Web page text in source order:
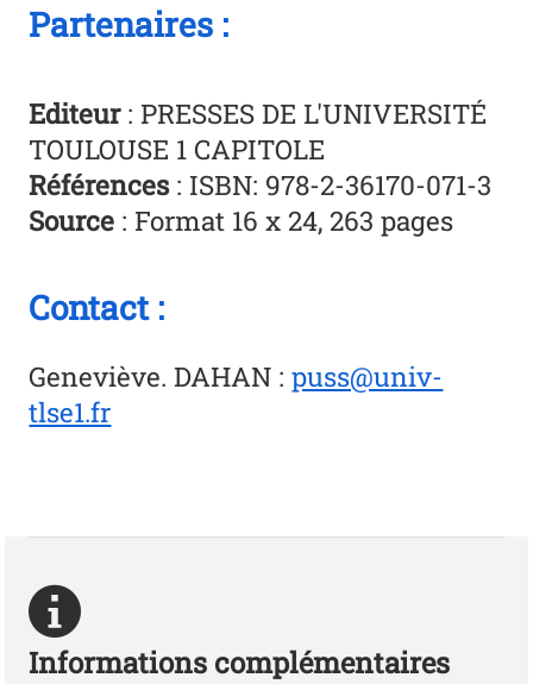
Partenaires :
Editeur: PRESSES DE L'UNIVERSITÉ
TOULOUSE 1 CAPITOLE
Références: ISBN: 978-2-36170-071-3
Source : Format 16 x 24, 263 pages
Contact :
Geneviève. DAHAN :puss@univ-
tlse1.fr
Informations complémentaires